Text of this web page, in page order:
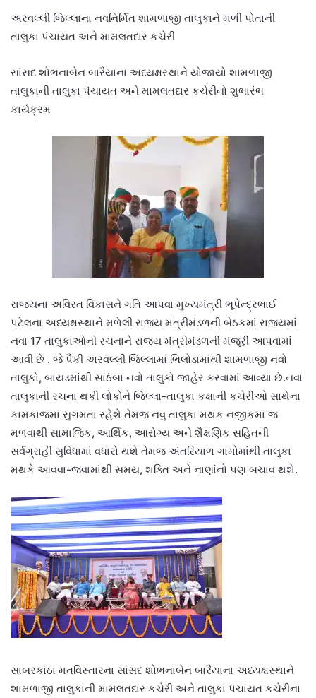
અરવલ્લી જિલ્લાના નવનિર્મિત શામળાજી તાલુકાને મળી પોતાની
તાલુકા પંચાયત અને મામલતદાર કચેરી
સાંસદ શોભનાબેન બારૈયાના અધ્યક્ષસ્થાને યોજાયો શામળાજી
તાલુકાની તાલુકા પંચાયત અને મામલતદાર કચેરીનો શુભારંભ
કાર્યક્રમ
રાજ્યના અવિરત વિકાસને ગતિ આપવા મુખ્યમંત્રી ભૂપેન્દ્રભાઈ
પટેલના અધ્યક્ષસ્થાને મળેલી રાજ્ય મંત્રીમંડળની બેઠકમાં રાજ્યમાં
નવા 17 તાલુકાઓની રચનાને રાજ્ય મંત્રીમંડળની મંજૂરી આપવામાં
આવી છે . જે પૈકી અરવલ્લી જિલ્લામાં ભિલોડામાંથી શામળાજી નવો
તાલુકો, બાયડમાંથી સાઠંબા નવો તાલુકો જાહેર કરવામાં આવ્યા છે.નવા
તાલુકાની રચના થકી લોકોને જિલ્લા-તાલુકા કક્ષાની કચેરીઓ સાથેના
કામકાજમાં સુગમતા રહેશે તેમજ નવુ તાલુકા મથક નજીકમાં જ
મળવાથી સામાજિક, આર્થિક, આરોગ્ય અને શૈક્ષણિક સહિતની
સર્વગ્રાહી સુવિધામાં વધારો થશે તેમજ અંતરિયાળ ગામોમાંથી તાલુકા
મથકે આવવા-જવામાંથી સમય, શક્તિ અને નાણાંનો પણ બચાવ થશે.
સાબરકાંઠા મતવિસ્તારના સાંસદ શોભનાબેન બારૈયાના અધ્યક્ષસ્થાને
શામળાજી તાલુકાની મામલતદાર કચેરી અને તાલુકા પંચાયત કચેરીના